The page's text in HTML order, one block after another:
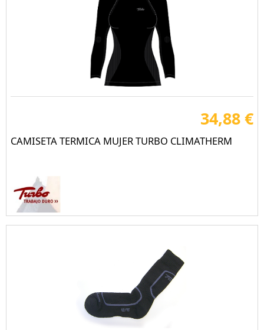
34,88 €
CAMISETA TERMICA MUJER TURBO CLIMATHERM